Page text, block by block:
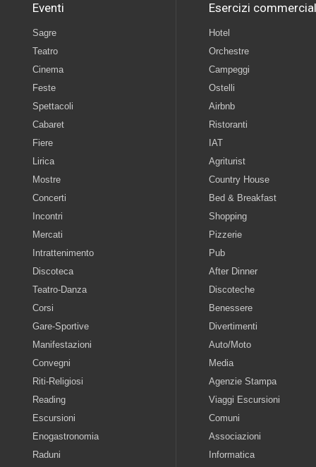
Eventi
Sagre
Teatro
Cinema
Feste
Spettacoli
Cabaret
Fiere
Lirica
Mostre
Concerti
Incontri
Mercati
Intrattenimento
Discoteca
Teatro-Danza
Corsi
Gare-Sportive
Manifestazioni
Convegni
Riti-Religiosi
Reading
Escursioni
Enogastronomia
Raduni
Esercizi
Hotel
Orchestre
Campeggi
Ostelli
Airbnb
Ristoranti
IAT
Agriturist
Country House
Bed & Breakfast
Shopping
Pizzerie
Pub
After Dinner
Discoteche
Benessere
Divertimenti
Auto/Moto
Media
Agenzie Stampa
Viaggi Escursioni
Comuni
Associazioni
Informatica